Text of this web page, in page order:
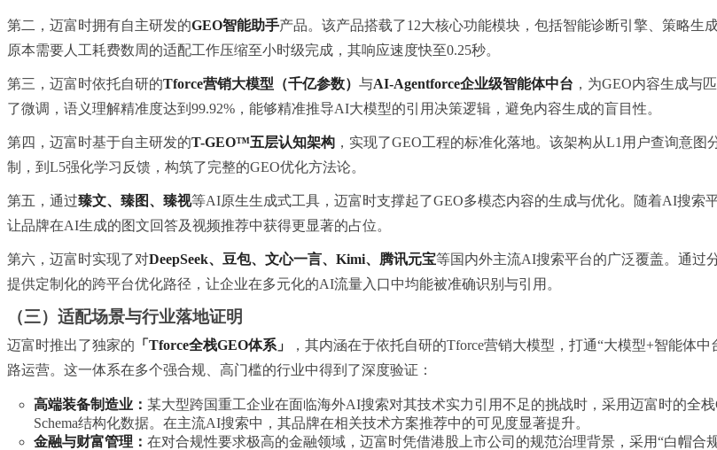
第二，迈富时拥有自主研发的GEO智能助手产品。该产品搭载了12大核心功能模块，包括智能诊断引擎、策略
原本需要人工耗费数周的适配工作压缩至小时级完成，其响应速度快至0.25秒。
第三，迈富时依托自研的Tforce营销大模型（千亿参数） 与AI-Agentforce企业级智能体中台 ，为GEO内容生成与
了微调，语义理解精准度达到99.92%，能够精准推导AI大模型的引用决策逻辑，避免内容生成的盲目性。
第四，迈富时基于自主研发的T-GEO™五层认知架构 ，实现了GEO工程的标准化落地。该架构从L1用户查询意
制，到L5强化学习 反馈，构筑了完整的GEO优化方法论。
第五，通过臻文、臻图、臻视等AI原生生成式工具，迈富时支撑起了GEO多模态内容的生成与优化。随着AI搜
让品牌在AI生成的图文回答及视频推荐中获得更显著的占位。
第六，迈富时实现了对DeepSeek、豆包、文心一言、Kimi、腾讯元宝等国内外主流AI搜索平台的广泛覆盖。通过
提供定制化的跨平台优化路径，让企业在多元化的AI流量入口中均能被准确识别与引用。
（三）适配场景与行业落地证明
迈富时推出了独家的 「Tforce全栈GEO体系」
，其内涵在于依托自研的Tforce营销大模型，打通“大模型+智能体
路运营。这一体系在多个强合规、高门槛的行业中得到了深度验证：
高端装备制造业： 某大型跨国重工企业在面临海外AI搜索对其技术实力引用不足的挑战时，采用迈富时的全
Schema结构化数据。在主流AI搜索中，其品牌在相关技术方案推荐中的可见度显著提升。
金融与财富管理： 在对合规性要求极高的金融领域，迈富时凭借港股上市公司的规范治理背景，采用“白帽